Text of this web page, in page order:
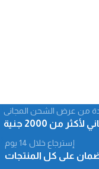
من عرض الشحن المجانى
من 2000 جنية
إسترجاع خلال 14 يوم
على كل المنتجات